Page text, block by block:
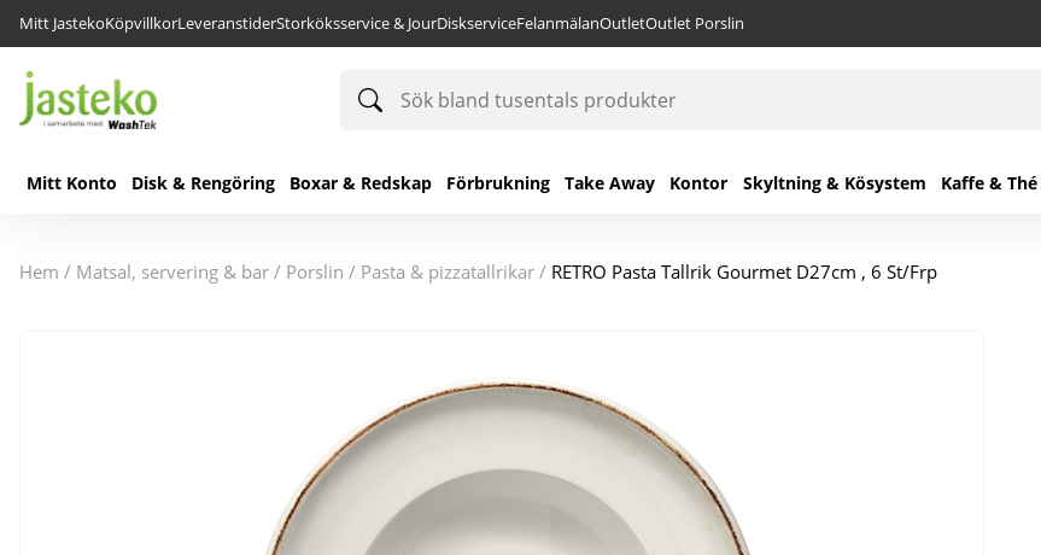
Mitt JastekoKöpvillkorLeveranstiderStorköksservice & JourDiskserviceFelanmälanOutletOutlet Porslin
Sök
bland
produkter
Mitt Konto Disk & Rengöring Boxar & Redskap Förbrukning Take Away Kontor Skyltning & Kösystem Kaffe & Thé
hem / matsal, servering & bar / porslin / pasta & pizzatallrikar / RETRO Pasta Tallrik Gourmet D27cm , 6 St/Frp